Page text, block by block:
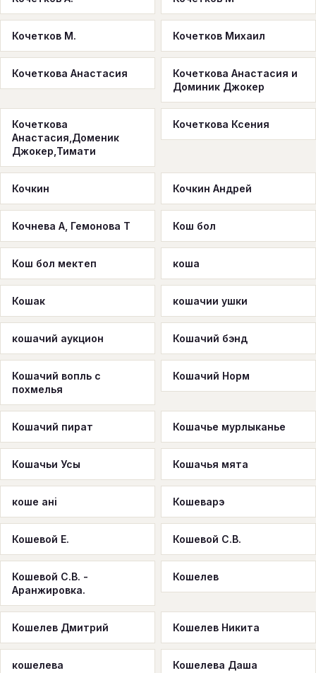
Кочетков М. Кочетков Михаил
Кочеткова Анастасия
Кочеткова Анастасия и
Доминик Джокер
Кочеткова
Анастасия,Доменик
Джокер,Тимати
Кочеткова Ксения
Кочкин Кочкин Андрей
Кочнева А, Гемонова Т Кош бол
Кош бол мектеп коша
Кошак кошачии ушки
кошачий аукцион Кошачий бэнд
Кошачий вопль с
похмелья
Кошачий Норм
Кошачий пират Кошачье мурлыканье
Кошачьи Усы Кошачья мята
коше анi Кошеварэ
Кошевой Е. Кошевой С.В.
Кошевой С.В. -
Аранжировка.
Кошелев
Кошелев Дмитрий Кошелев Никита
кошелева Кошелева Даша